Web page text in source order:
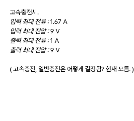
고속충전시.
입력 최대 전류 :1.67 A
입력 최대 전압 :9 V
출력 최대 전류 :1 A
출력 최대 전압 :9 V
( 고속충전, 일반충전은 어떻게 결정됨? 현재 모름. )